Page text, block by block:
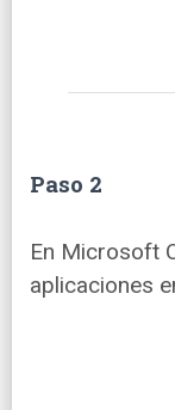
Paso 2
En Microsoft
aplicaciones